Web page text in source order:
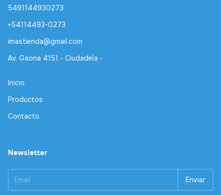
5491144930273
+54114493-0273
imastienda@gmail.com
Av. Gaona 4151 - Ciudadela -
Inicio
Productos
Contacto
Newsletter